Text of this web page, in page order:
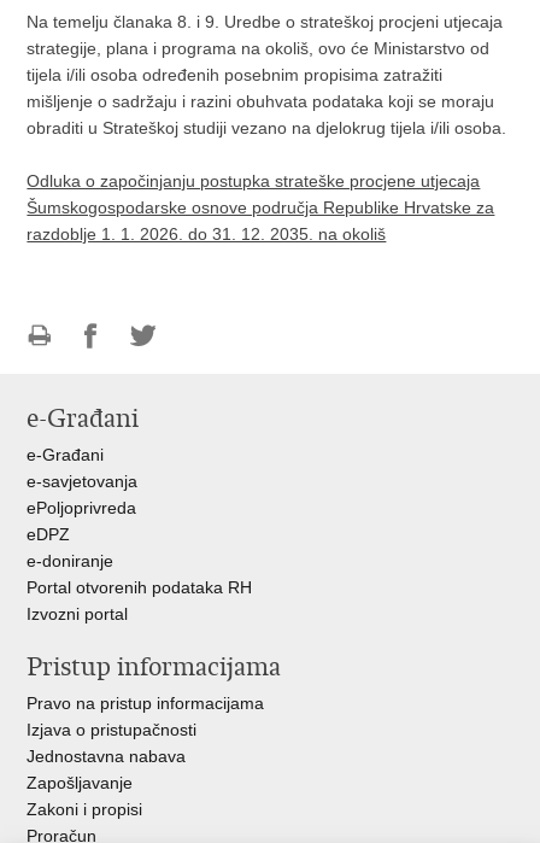
Na temelju članaka 8. i 9. Uredbe o strateškoj procjeni utjecaja
strategije, plana i programa na okoliš, ovo će Ministarstvo od
tijela i/ili osoba određenih posebnim propisima zatražiti
mišljenje o sadržaju i razini obuhvata podataka koji se moraju
obraditi u Strateškoj studiji vezano na djelokrug tijela i/ili osoba.
Odluka o započinjanju postupka strateške procjene utjecaja
Šumskogospodarske osnove područja Republike Hrvatske za
razdoblje 1. 1. 2026. do 31. 12. 2035. na okoliš
FacebookuTwitteru
e-Građani
e-Građani
e-savjetovanja
ePoljoprivreda
eDPZ
e-doniranje
Portal otvorenih podataka RH
Izvozni portal
Pristup informacijama
Pravo na pristup informacijama
Izjava o pristupačnosti
Jednostavna nabava
Zapošljavanje
Zakoni i propisi
Proračun